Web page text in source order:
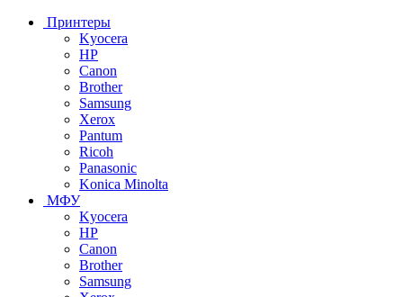
Принтеры
Kyocera
HP
Canon
Brother
Samsung
Xerox
Pantum
Ricoh
Panasonic
Konica Minolta
МФУ
Kyocera
HP
Canon
Brother
Samsung